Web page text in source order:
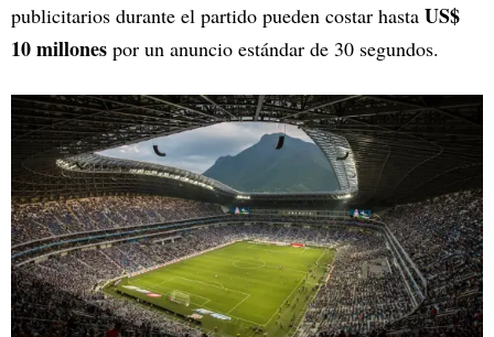
publicitarios durante el partido pueden costar hasta US$
10 millones por un anuncio estándar de 30 segundos.